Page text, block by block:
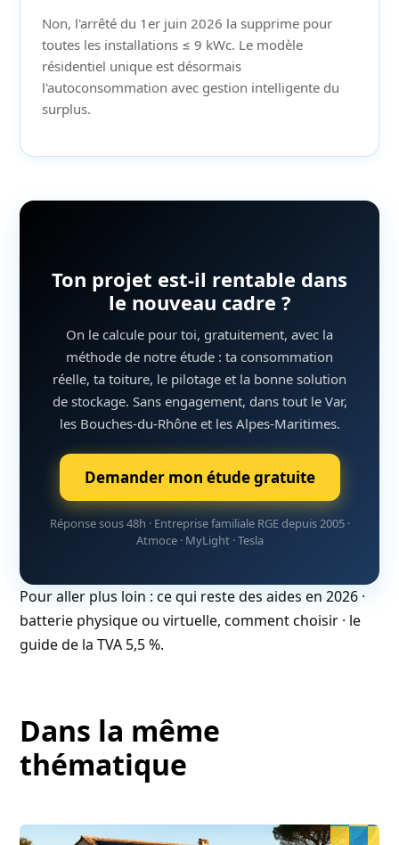
Non, l'arrêté du 1er juin 2026 la supprime pour
toutes les installations ≤ 9 kWc. Le modèle
résidentiel unique est désormais
l'autoconsommation avec gestion intelligente du
surplus.
Ton projet est-il rentable dans
le nouveau cadre ?
On le calcule pour toi, gratuitement, avec la
méthode de notre étude : ta consommation
réelle, ta toiture, le pilotage et la bonne solution
de stockage. Sans engagement, dans tout le Var,
les Bouches-du-Rhône et les Alpes-Maritimes.
Demander mon étude gratuite
Réponse sous 48h · Entreprise familiale RGE depuis 2005 ·
Atmoce · MyLight · Tesla
Pour aller plus loin :ce qui reste des aides en 2026 ·
batterie physique ou virtuelle, comment choisir · le
guide de la TVA 5,5 %.
Dans la même
thématique